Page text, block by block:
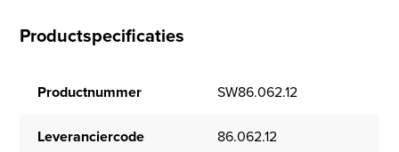
Productspecificaties
Productnummer SW86.062.12
Leveranciercode 86.062.12